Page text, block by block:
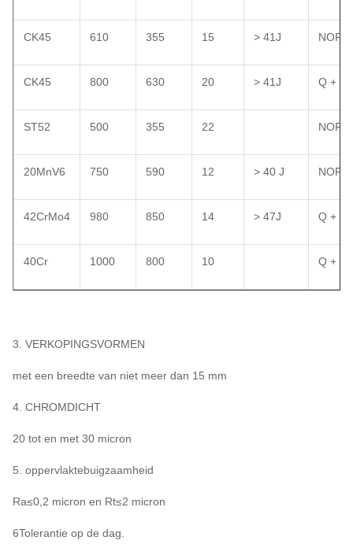
CK45 610 355 15 > 41J
CK45 800 630 20 > 41J Q + T
ST52 500 355 22
20MnV6 750 590 12 > 40 J
42CrMo4 980 850 14 > 47J Q + T
40Cr 1000 800 10 Q + T
3. VERKOPINGSVORMEN
met een breedte van niet meer dan 15 mm
4. CHROMDICHT
20 tot en met 30 micron
5. oppervlaktebuigzaamheid
Ra≤0,2 micron en Rt≤2 micron
6Tolerantie op de dag.